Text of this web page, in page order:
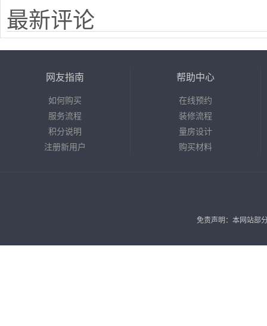
最新评论
网友指南
如何购买
服务流程
积分说明
注册新用户
帮助中心
在线预约
装修流程
量房设计
购买材料
免责声明：本网站部